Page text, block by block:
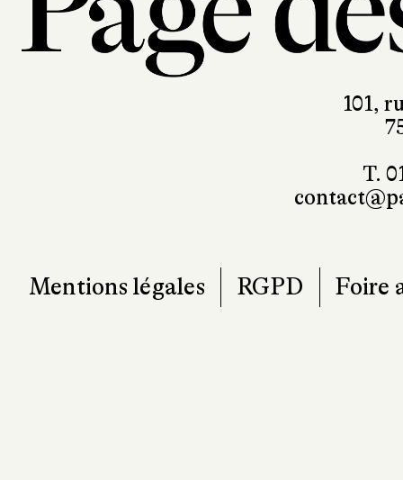
101,
T.
Mentions légales RGPD Foire